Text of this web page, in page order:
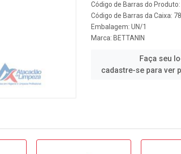
Código de Barras do
Código de Barras da Caixa:
Embalagem: UN/1
Marca: BETTANIN
Faça seu
cadastre-se para ver